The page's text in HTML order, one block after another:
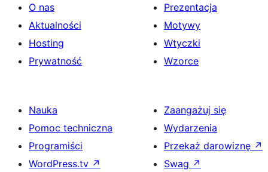
O nas
Aktualności
Hosting
Prywatność
Prezentacja
Motywy
Wtyczki
Wzorce
Nauka
Pomoc techniczna
Programiści
WordPress.tv ↗
Zaangażuj się
Wydarzenia
Przekaż darowiznę ↗
Swag ↗